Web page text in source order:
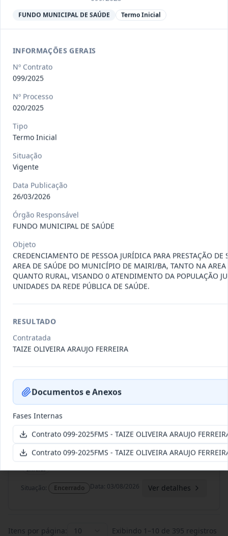
013/2023
Inicial
Constitui o objeto do presente
012-
Termo
Inicial
Contratação de orquestra filarmônica,
Situação: Encerrado
2023
Termo
Inicial
Situação: Encerrado Data:04/08/2026 Ver detalhes
010-
2023
contrato é a Contratação de e
Situação Encerrado
009-
2023
Inicial
Contratação de pessoa jurídica para
prestação de serviços de...
Situação: Encerrado Data: 03/08/2026 Ver detalhes
Itens por página: 10 Exibindo 1 –10 de 395 registros
FUNDO MUNICIPAL DE SAÚDE Termo Inicial
INFORMAÇÕES GERAIS
Nº Contrato
099/2025
Nº Processo
020/2025
Tipo
Termo Inicial
Situação
Vigente
Data Publicação
26/03/2026
Órgão Responsável
FUNDO MUNICIPAL DE SAÚDE
Objeto
CREDENCIAMENTO DE PESSOA JURÍDICA PARA PRESTAÇÃO DE
AREA DE SAÚDE DO MUNICÍPIO DE MAIRI/BA, TANTO NA
QUANTO RURAL, VISANDO 0 ATENDIMENTO DA POPULAÇÃO
UNIDADES DA REDE PÚBLICA DE SAÚDE.
RESULTADO
Contratada
TAIZE OLIVEIRA ARAUJO FERREIRA
Documentos e Anexos
Fases Internas
Contrato 099-2025FMS - TAIZE OLIVEIRA ARAUJO
Contrato 099-2025FMS - TAIZE OLIVEIRA ARAUJO